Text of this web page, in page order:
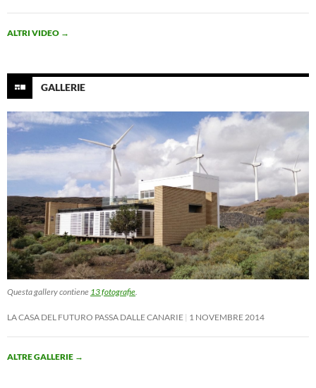
ALTRI VIDEO →
GALLERIE
Questa gallery contiene 13 fotografie.
LA CASA DEL FUTURO PASSA DALLE CANARIE 1 NOVEMBRE 2014
ALTRE GALLERIE →